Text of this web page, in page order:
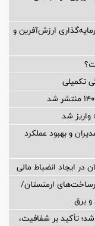
ارزش‌آفرین و
تکمیلی
و بهبود عملکرد
ایجاد انضباط مالی
ارمنستان/
و برق
تأکید بر شفافیت،